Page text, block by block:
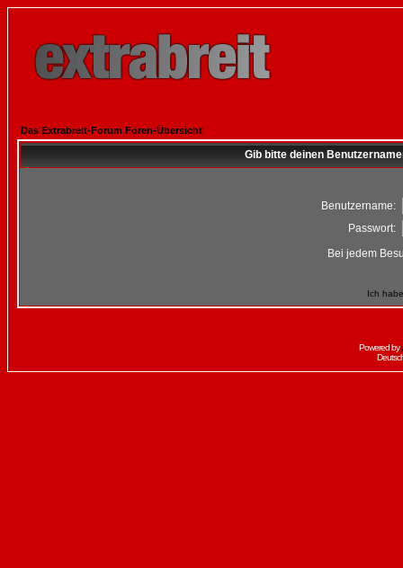
Das Extrabreit-Forum Foren-Übersicht
Gib bitte deinen
Benutzername:
Passwort:
Bei jedem
Ich
Powered by